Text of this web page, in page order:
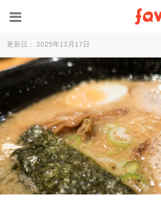
更新日： 2025年12月17日